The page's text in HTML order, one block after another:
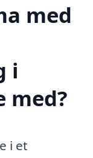
med
i
med?
i et